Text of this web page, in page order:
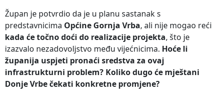
Župan je potvrdio da je u planu sastanak s
predstavnicima Općine Gornja Vrba, ali nije mogao reći
kada će točno doći do realizacije projekta, što je
izazvalo nezadovoljstvo među vijećnicima. Hoće li
županija uspjeti pronaći sredstva za ovaj
infrastrukturni problem? Koliko dugo će mještani
Donje Vrbe čekati konkretne promjene?